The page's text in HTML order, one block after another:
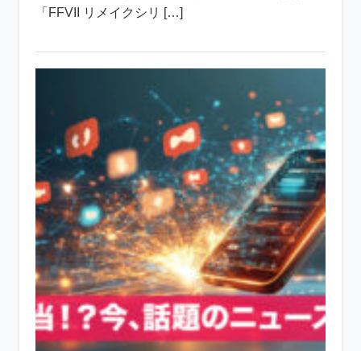
「FFVII リメイクシリ […]